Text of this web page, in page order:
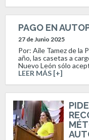
PAGO EN
27 de Junio 2025
Por: Aile Tamez de la
año, las casetas a
Nuevo León sólo
LEER MÁS [+]